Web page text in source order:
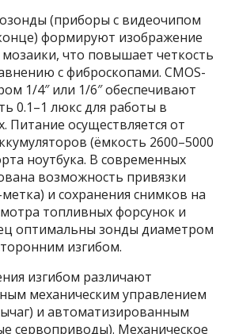
(приборы с видеочипом
формируют изображение
что повышает четкость
с фиброскопами. CMOS-
1/4″ или 1/6″ обеспечивают
0.1–1 люкс для работы в
Питание осуществляется от
(ёмкость 2600–5000
ноутбука. В современных
возможность привязки
и сохранения снимков на
топливных форсунок и
оптимальны зонды диаметром
изгибом.
изгибом различают
механическим управлением
и автоматизированным
сервоприводы). Механическое